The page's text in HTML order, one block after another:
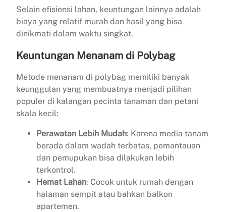
Selain efisiensi lahan, keuntungan lainnya adalah
biaya yang relatif murah dan hasil yang bisa
dinikmati dalam waktu singkat.
Keuntungan Menanam di Polybag
Metode menanam di polybag memiliki banyak
keunggulan yang membuatnya menjadi pilihan
populer di kalangan pecinta tanaman dan petani
skala kecil:
Perawatan Lebih Mudah: Karena media tanam
berada dalam wadah terbatas, pemantauan
dan pemupukan bisa dilakukan lebih
terkontrol.
Hemat Lahan: Cocok untuk rumah dengan
halaman sempit atau bahkan balkon
apartemen.